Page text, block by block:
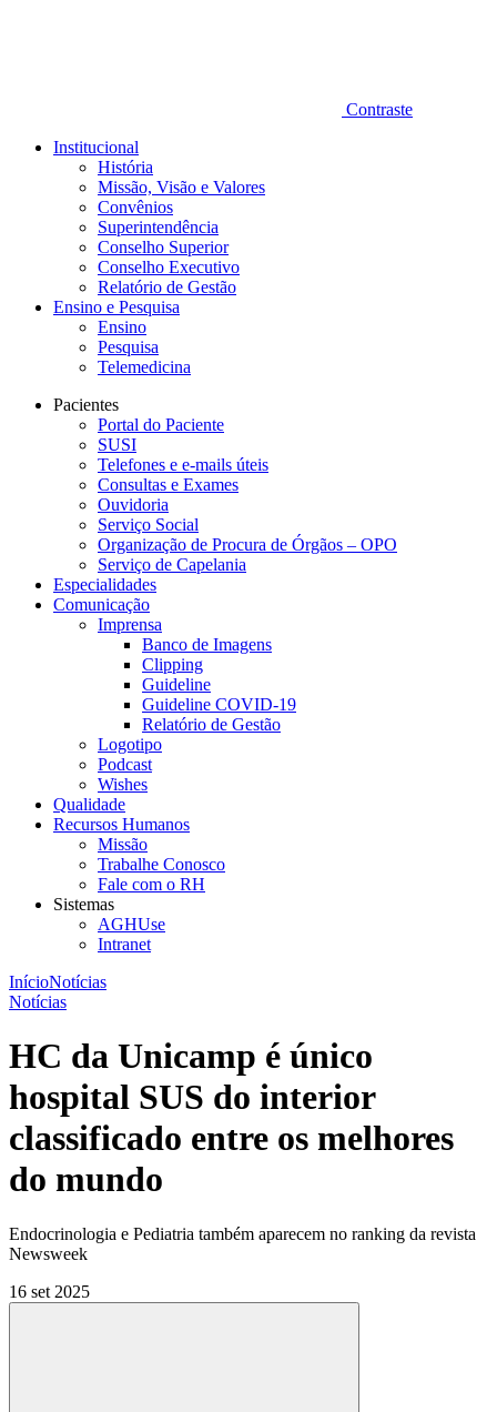
Contraste
Institucional
História
Missão, Visão e Valores
Convênios
Superintendência
Conselho Superior
Conselho Executivo
Relatório de Gestão
Ensino e Pesquisa
Ensino
Pesquisa
Telemedicina
Pacientes
Portal do Paciente
SUSI
Telefones e e-mails úteis
Consultas e Exames
Ouvidoria
Serviço Social
Organização de Procura de Órgãos – OPO
Serviço de Capelania
Especialidades
Comunicação
Imprensa
Banco de Imagens
Clipping
Guideline
Guideline COVID-19
Relatório de Gestão
Logotipo
Podcast
Wishes
Qualidade
Recursos Humanos
Missão
Trabalhe Conosco
Fale com o RH
Sistemas
AGHUse
Intranet
InícioNotícias
Notícias
HC da Unicamp é único
hospital SUS do interior
classificado entre os melhores
do mundo
Endocrinologia e Pediatria também aparecem no ranking da revista
Newsweek
16 set 2025